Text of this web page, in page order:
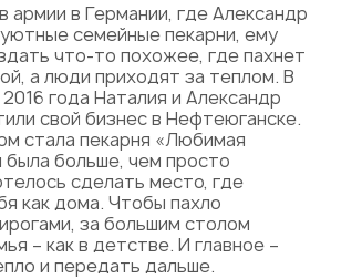
армии в Германии, где Александр
семейные пекарни, ему
что-то похожее, где пахнет
а люди приходят за теплом. В
года Наталия и Александр
свой бизнес в Нефтеюганске.
стала пекарня «Любимая
больше, чем просто
сделать место, где
как дома. Чтобы пахло
за большим столом
– как в детстве. И главное –
и передать дальше.